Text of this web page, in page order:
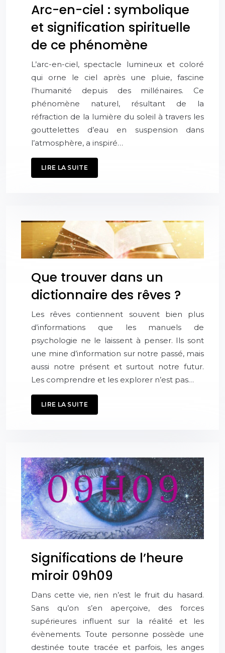
Arc-en-ciel : symbolique
et signification spirituelle
de ce phénomène
L’arc-en-ciel, spectacle lumineux et coloré
qui orne le ciel après une pluie, fascine
l’humanité depuis des millénaires. Ce
phénomène naturel, résultant de la
réfraction de la lumière du soleil à travers les
gouttelettes d’eau en suspension dans
l’atmosphère, a inspiré…
LIRE LA SUITE
Que trouver dans un
dictionnaire des rêves ?
Les rêves contiennent souvent bien plus
d’informations que les manuels de
psychologie ne le laissent à penser. Ils sont
une mine d’information sur notre passé, mais
aussi notre présent et surtout notre futur.
Les comprendre et les explorer n’est pas…
LIRE LA SUITE
Significations de l’heure
miroir 09h09
Dans cette vie, rien n’est le fruit du hasard.
Sans qu’on s’en aperçoive, des forces
supérieures influent sur la réalité et les
évènements. Toute personne possède une
destinée toute tracée et parfois, les anges